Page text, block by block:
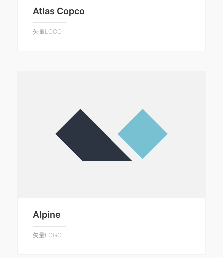
Atlas Copco
矢量LOGO
Alpine
矢量LOGO